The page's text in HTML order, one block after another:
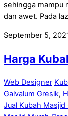
sehingga mampu
dan awet. Pada
September 5, 2021
Harga
Web Designer
Galvalum Gresik,
Jual Kubah Masjid